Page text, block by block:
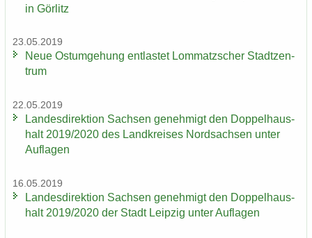
in Gör­litz
23.05.2019
Neue Ost­um­ge­hung ent­las­tet Lom­matz­scher Stadt­zen­
trum
22.05.2019
Lan­des­di­rek­ti­on Sach­sen ge­neh­migt den Dop­pel­haus­
halt 2019/2020 des Land­krei­ses Nord­sach­sen unter
Auf­la­gen
16.05.2019
Lan­des­di­rek­ti­on Sach­sen ge­neh­migt den Dop­pel­haus­
halt 2019/2020 der Stadt Leip­zig unter Auf­la­gen